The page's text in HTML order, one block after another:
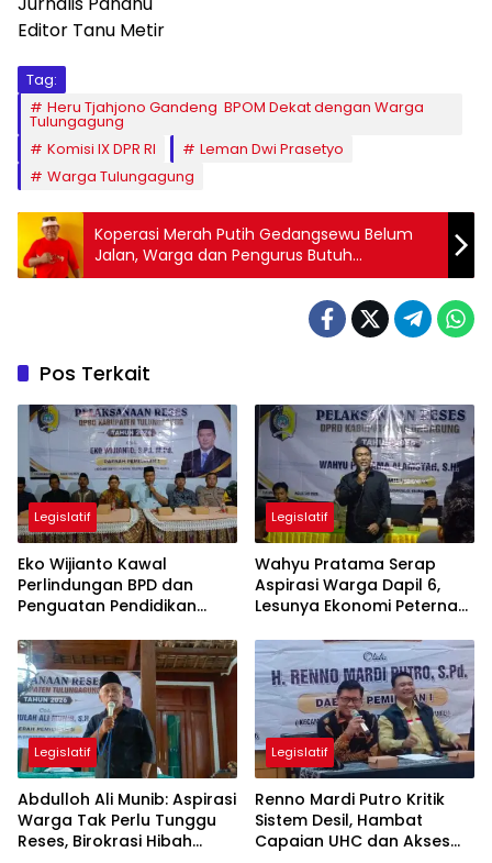
Editor Tanu Metir
Tag:
Heru Tjahjono Gandeng BPOM Dekat dengan Warga
Tulungagung
Komisi IX DPR RI
Leman Dwi Prasetyo
Warga Tulungagung
Koperasi Merah Putih Gedangsewu Belum
Jalan, Warga dan Pengurus Butuh
Pendampingan dan Pelatihan
Pos Terkait
Legislatif
Eko Wijianto Kawal
Perlindungan BPD dan
Penguatan Pendidikan
Legislatif
Wahyu Pratama Serap
Aspirasi Warga Dapil 6,
Lesunya Ekonomi Peternak
Legislatif
Abdulloh Ali Munib: Aspirasi
Warga Tak Perlu Tunggu
Reses, Birokrasi Hibah
Legislatif
Renno Mardi Putro Kritik
Sistem Desil, Hambat
Capaian UHC dan Akses